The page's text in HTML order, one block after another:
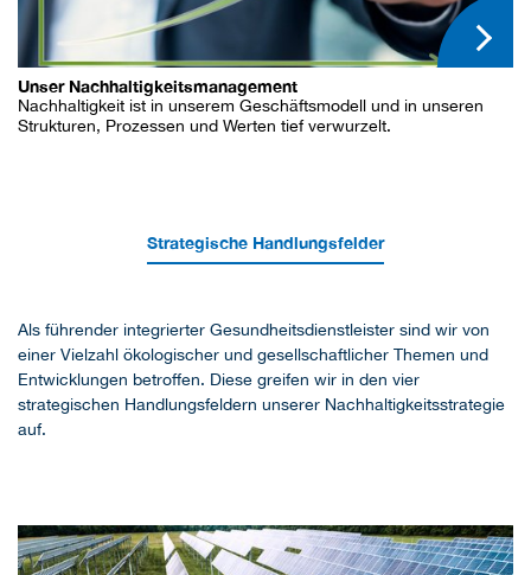
Unser Nachhaltigkeitsmanagement
Nachhaltigkeit ist in unserem Geschäftsmodell und in unseren
Strukturen, Prozessen und Werten tief verwurzelt.
Strategische Handlungsfelder
Als führender integrierter Gesundheitsdienstleister sind wir von
einer Vielzahl ökologischer und gesellschaftlicher Themen und
Entwicklungen betroffen. Diese greifen wir in den vier
strategischen Handlungsfeldern unserer Nachhaltigkeitsstrategie
auf.